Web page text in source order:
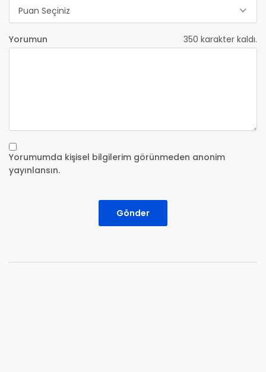
Puan Seçiniz
Yorumun 350 karakter kaldı.
Yorumumda kişisel bilgilerim görünmeden anonim
yayınlansın.
Gönder